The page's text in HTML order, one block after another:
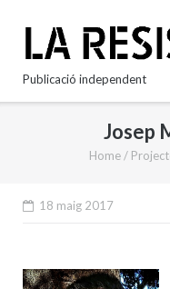
content
Publicació independent
Josep
Home/
18 maig 2017